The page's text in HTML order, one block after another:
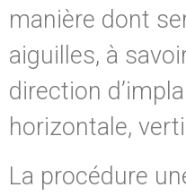
manière dont
aiguilles, à
direction
horizontale,
La procédure